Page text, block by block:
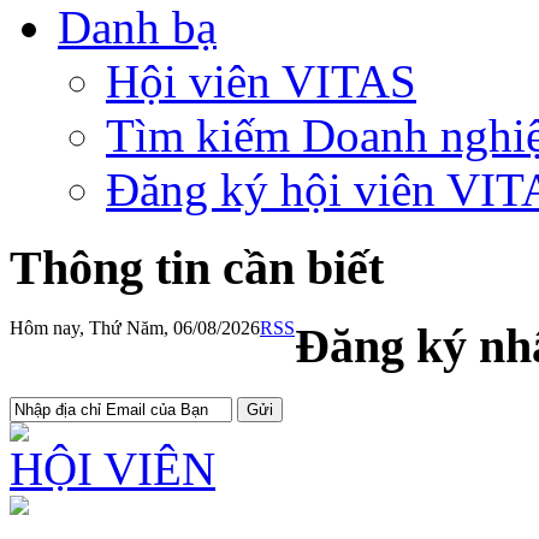
Danh bạ
Hội viên VITAS
Tìm kiếm Doanh
Đăng ký hội viên
Thông tin cần biết
Hôm nay, Thứ Năm, 06/08/2026RSSĐăng ký
HỘI VIÊN